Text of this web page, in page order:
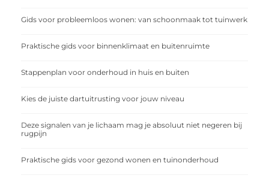
Gids voor probleemloos wonen: van schoonmaak tot tuinwerk
Praktische gids voor binnenklimaat en buitenruimte
Stappenplan voor onderhoud in huis en buiten
Kies de juiste dartuitrusting voor jouw niveau
Deze signalen van je lichaam mag je absoluut niet negeren bij
rugpijn
Praktische gids voor gezond wonen en tuinonderhoud